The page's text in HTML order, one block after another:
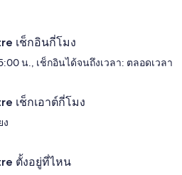
เช็กอินกี่โมง
น., เช็กอินได้จนถึงเวลา: ตลอดเวลา
เช็กเอาต์กี่โมง
ง
ตั้งอยู่ที่ไหน